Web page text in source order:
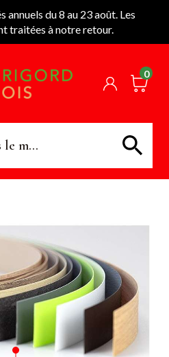
annuels du 8 au 23 août. Les
traitées à notre retour.
0